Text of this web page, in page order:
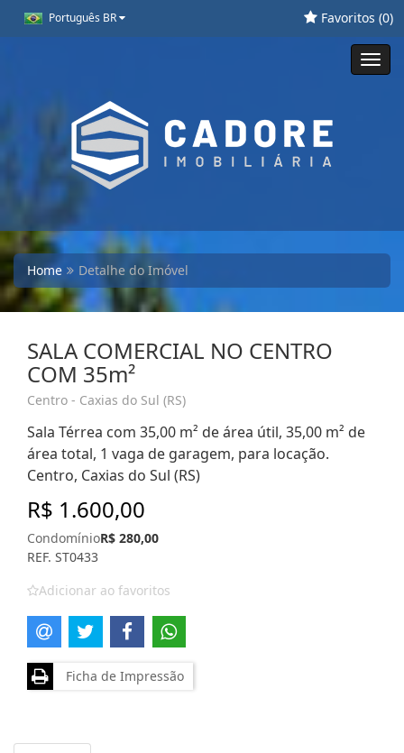
Português BR Favoritos (0)
Home Detalhe do Imóvel
SALA COMERCIAL NO CENTRO
COM 35m²
Centro - Caxias do Sul (RS)
Sala Térrea com 35,00 m² de área útil, 35,00 m² de
área total, 1 vaga de garagem, para locação.
Centro, Caxias do Sul (RS)
R$ 1.600,00
CondomínioR$ 280,00
REF. ST0433
Adicionar ao favoritos
Ficha de Impressão